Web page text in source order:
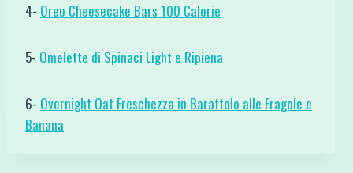
4- Oreo Cheesecake Bars 100 Calorie
5- Omelette di Spinaci Light e Ripiena
6- Overnight Oat Freschezza in Barattolo alle Fragole e
Banana